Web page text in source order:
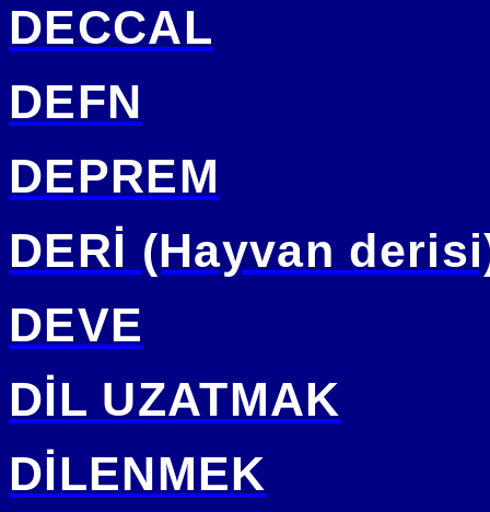
DECCAL
DEFN
DEPREM
DERİ (Hayvan
DEVE
DİL UZATMAK
DİLENMEK